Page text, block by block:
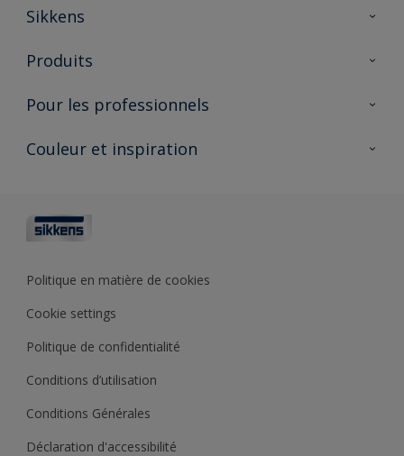
Sikkens
À propos de Sikkens
Durabilité
Produits
Produits pour l’intérieur
Trouver un point de vente
Pour les professionnels
Partenaires Sikkens 🔗
Architectes
Couleur et inspiration
Testeurs de couleur
Collections de couleurs
Base de connaissances
Politique en matière de cookies
Cookie settings
Politique de confidentialité
Conditions d’utilisation
Conditions Générales
Déclaration d'accessibilité